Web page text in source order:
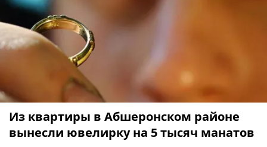
Из квартиры в Абшеронском районе
вынесли ювелирку на 5 тысяч манатов